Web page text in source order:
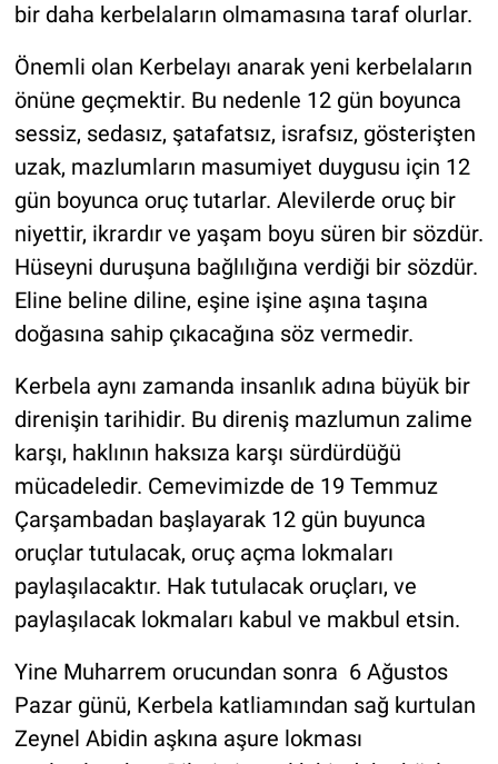
bir daha kerbelaların olmamasına taraf olurlar.
Önemli olan Kerbelayı anarak yeni kerbelaların
önüne geçmektir. Bu nedenle 12 gün boyunca
sessiz, sedasız, şatafatsız, israfsız, gösterişten
uzak, mazlumların masumiyet duygusu için 12
gün boyunca oruç tutarlar. Alevilerde oruç bir
niyettir, ikrardır ve yaşam boyu süren bir sözdür.
Hüseyni duruşuna bağlılığına verdiği bir sözdür.
Eline beline diline, eşine işine aşına taşına
doğasına sahip çıkacağına söz vermedir.
Kerbela aynı zamanda insanlık adına büyük bir
direnişin tarihidir. Bu direniş mazlumun zalime
karşı, haklının haksıza karşı sürdürdüğü
mücadeledir. Cemevimizde de 19 Temmuz
Çarşambadan başlayarak 12 gün buyunca
oruçlar tutulacak, oruç açma lokmaları
paylaşılacaktır. Hak tutulacak oruçları, ve
paylaşılacak lokmaları kabul ve makbul etsin.
Yine Muharrem orucundan sonra 6 Ağustos
Pazar günü, Kerbela katliamından sağ kurtulan
Zeynel Abidin aşkına aşure lokması